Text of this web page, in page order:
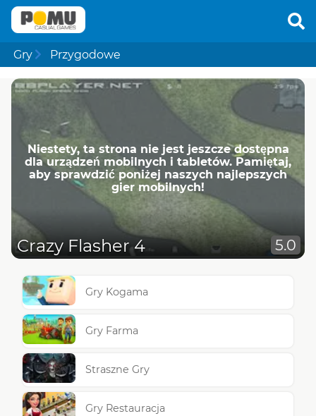
Gry Przygodowe
Niestety, ta strona nie jest jeszcze dostępna
dla urządzeń mobilnych i tabletów. Pamiętaj,
aby sprawdzić poniżej naszych najlepszych
gier mobilnych!
Crazy Flasher 4 5.0
Gry Kogama
Gry Farma
Straszne Gry
Gry Restauracja